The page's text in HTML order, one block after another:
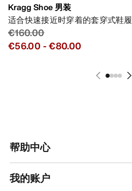
Kragg Shoe 男装
适合快速接近时穿着的套穿式鞋履
€160.00
€56.00 -€80.00
帮助中心
我的账户